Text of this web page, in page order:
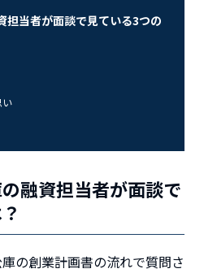
担当者が面談で見ている3つの
い
融資担当者が面談で
の創業計画書の流れで質問さ